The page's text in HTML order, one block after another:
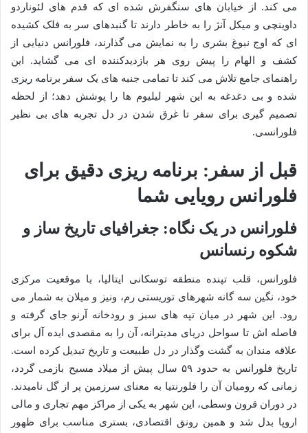
می کند. از خیابان های سنگفرش شده ای که قدم های لئوناردو
داوینچی و میکل آنژ را به خاطر دارند تا گنبدهای سر به فلک کشیده
ای که اوج نبوغ بشری را به نمایش می گذارند، فلورانس دنیایی از
کشف و الهام را پیش روی هر بازدیدکننده ای می گشاید. این
راهنمای جامع تلاش می کند تا تمامی جنبه های یک سفر برنامه ریزی
شده و بی دغدغه به این شهر لیلیوم ها را پوشش دهد؛ از لحظه
تصمیم گیری برای سفر تا غرق شدن در دل تجربه های بی نظیر
فلورانسی.
قبل از سفر: برنامه ریزی دقیق برای
فلورانس رویایی شما
فلورانس در یک نگاه: جغرافیای تاریخ ساز و
شکوه رنسانس
فلورانس، قلب تپنده منطقه توسکانی ایتالیا، با موقعیت مرکزی
خود، نگین سه گانه شهرهای توریستی رم، ونیز و میلان به شمار می
رود. این شهر در میان تپه های سبز و رودخانه آرنو جای گرفته و
فاصله اش تا سواحل دریای مدیترانه، آن را به مقصدی ایده آل برای
علاقه مندان به گشت وگذار در دل طبیعت و تاریخ تبدیل کرده است.
تاریخ فلورانس به حدود ۵۹ سال پیش از میلاد مسیح بازمی گردد،
زمانی که رومیان آن را فلورنتیا به معنای سرزمین پر از گل نامیدند.
در دوران قرون وسطی، این شهر به یکی از مراکز مهم تجاری و مالی
اروپا بدل شد و همین رونق اقتصادی، بستری مناسب برای ظهور